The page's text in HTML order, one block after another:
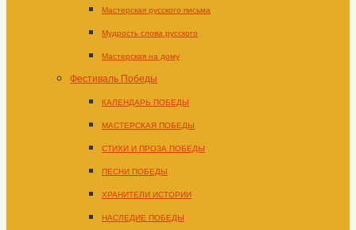
Мастерская русского письма
Мудрость слова русского
Мастерская на дому
Фестиваль Победы
КАЛЕНДАРЬ ПОБЕДЫ
МАСТЕРСКАЯ ПОБЕДЫ
СТИХИ И ПРОЗА ПОБЕДЫ
ПЕСНИ ПОБЕДЫ
ХРАНИТЕЛИ ИСТОРИИ
НАСЛЕДИЕ ПОБЕДЫ